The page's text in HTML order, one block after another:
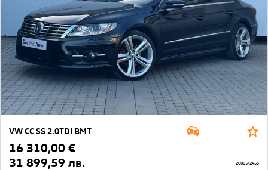
VW CC SS 2.0TDI BMT
16 310,00 €
31 899,59 лв.
20005/2455